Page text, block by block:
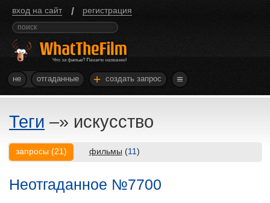
вход на сайт / регистрация
не отгаданные + создать запрос
Теги –» искусство
запросы (21) фильмы (11)
Неотгаданное №7700